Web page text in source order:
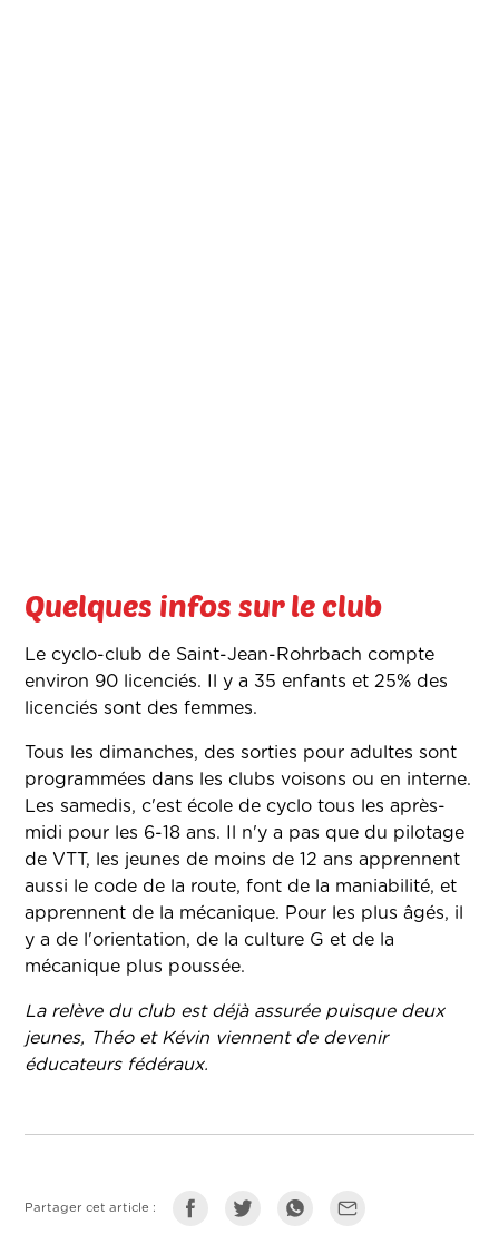
Quelques infos sur le club
Le cyclo-club de Saint-Jean-Rohrbach compte
environ 90 licenciés. Il y a 35 enfants et 25% des
licenciés sont des femmes.
Tous les dimanches, des sorties pour adultes sont
programmées dans les clubs voisons ou en interne.
Les samedis, c'est école de cyclo tous les après-
midi pour les 6-18 ans. Il n'y a pas que du pilotage
de VTT, les jeunes de moins de 12 ans apprennent
aussi le code de la route, font de la maniabilité, et
apprennent de la mécanique. Pour les plus âgés, il
y a de l'orientation, de la culture G et de la
mécanique plus poussée.
La relève du club est déjà assurée puisque deux
jeunes, Théo et Kévin viennent de devenir
éducateurs fédéraux.
Partager cet article :